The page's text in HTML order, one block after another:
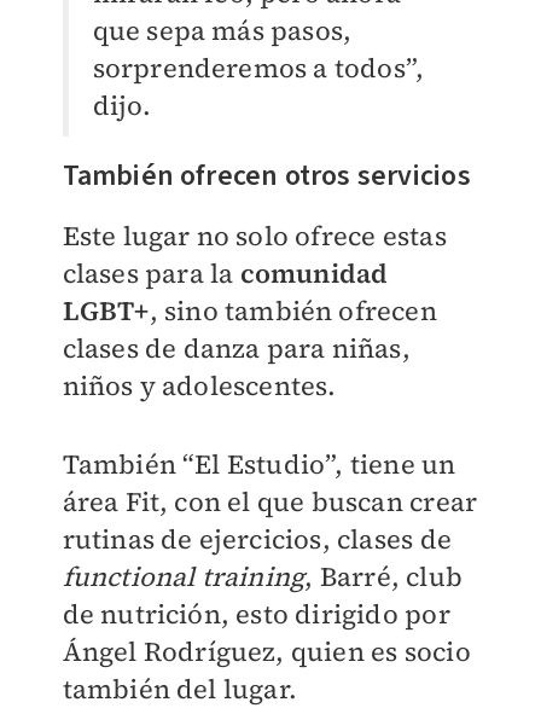
que sepa más pasos,
sorprenderemos a todos”,
dijo.
También ofrecen otros servicios
Este lugar no solo ofrece estas
clases para la comunidad
LGBT+, sino también ofrecen
clases de danza para niñas,
niños y adolescentes.
También “El Estudio”, tiene un
área Fit, con el que buscan crear
rutinas de ejercicios, clases de
functional training, Barré, club
de nutrición, esto dirigido por
Ángel Rodríguez, quien es socio
también del lugar.